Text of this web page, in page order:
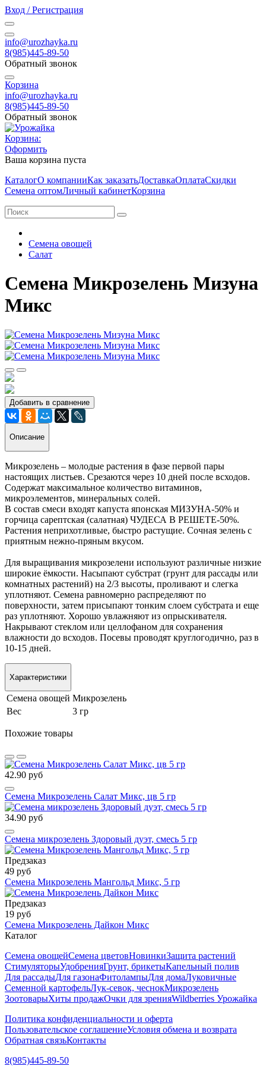
Вход / Регистрация
info@urozhayka.ru
8(985)445-89-50
Обратный звонок
Корзина
info@urozhayka.ru
8(985)445-89-50
Обратный звонок
Корзина:
Оформить
Ваша корзина пуста
КаталогО компанииКак заказатьДоставкаОплатаСкидки
Семена оптомЛичный кабинетКорзина
Семена овощей
Салат
Семена Микрозелень Мизуна
Микс
Добавить в сравнение
Описание
Микрозелень – молодые растения в фазе первой пары
настоящих листьев. Срезаются через 10 дней после всходов.
Содержат максимальное количество витаминов,
микроэлементов, минеральных солей.
В состав cмеси входят капуста японская МИЗУНА-50% и
горчица сарептская (салатная) ЧУДЕСА В РЕШЕТЕ-50%.
Растения неприхотливые, быстро растущие. Сочная зелень с
приятным нежно-пряным вкусом.
Для выращивания микрозелени используют различные низкие
широкие ёмкости. Насыпают субстрат (грунт для рассады или
комнатных растений) на 2/3 высоты, проливают и слегка
уплотняют. Семена равномерно распределяют по
поверхности, затем присыпают тонким слоем субстрата и еще
раз уплотняют. Хорошо увлажняют из опрыскивателя.
Накрывают стеклом или целлофаном для сохранения
влажности до всходов. Посевы проводят круглогодично, раз в
10-15 дней.
Характеристики
Семена овощей Микрозелень
Вес
3 гр
Похожие товары
42.90 руб
Семена Микрозелень Салат Микс, цв 5 гр
34.90 руб
Семена микрозелень Здоровый дуэт, смесь 5 гр
Предзаказ
49 руб
Семена Микрозелень Мангольд Микс, 5 гр
Предзаказ
19 руб
Семена Микрозелень Дайкон Микс
Каталог
Семена овощейСемена цветовНовинкиЗащита растений
СтимуляторыУдобренияГрунт, брикетыКапельный полив
Для рассадыДля газонаФитолампыДля домаЛуковичные
Семенной картофельЛук-севок, чеснокМикрозелень
ЗоотоварыХиты продажОчки для зренияWildberries Урожайка
Политика конфиденциальности и оферта
Пользовательское соглашениеУсловия обмена и возврата
Обратная связьКонтакты
8(985)445-89-50